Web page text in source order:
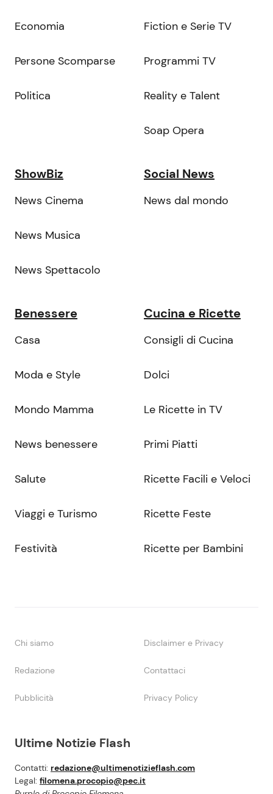
Ultime Notizie Flash
Contatti: redazione@ultimenotizieflash.com
Legal: filomena.procopio@pec.it
Economia
Persone Scomparse
Politica
Fiction e Serie TV
Programmi TV
Reality e Talent
Soap Opera
ShowBiz
News Cinema
News Musica
News Spettacolo
Social News
News dal mondo
Benessere
Casa
Moda e Style
Mondo Mamma
News benessere
Salute
Viaggi e Turismo
Festività
Cucina e Ricette
Consigli di Cucina
Dolci
Le Ricette in TV
Primi Piatti
Ricette Facili e Veloci
Ricette Feste
Ricette per Bambini
Chi siamo Disclaimer e Privacy
Redazione Contattaci
Pubblicità Privacy Policy